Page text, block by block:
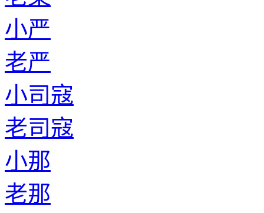
小严
老严
小司寇
老司寇
小那
老那